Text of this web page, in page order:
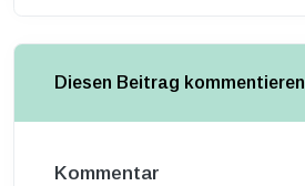
Diesen Beitrag kommentieren
Kommentar